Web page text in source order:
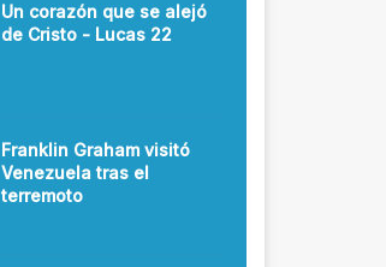
Un corazón que se alejó
de Cristo - Lucas 22
Franklin Graham visitó
Venezuela tras el
terremoto